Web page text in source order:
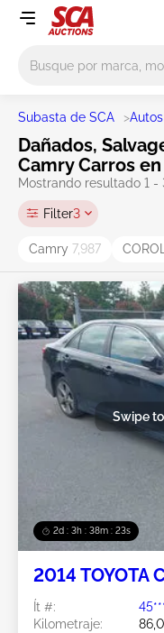
Subasta de SCA >
Dañados,
Camry Carros
Mostrando resultado 1 -
Filter3
Camry 7,987
2d : 3h : 38m : 20s
Swipe
2014 TOYOTA
Ít #:
Kilometraje: